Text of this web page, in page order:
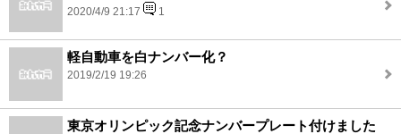
2020/4/9 21:17 1
軽自動車を白ナンバー化？
2019/2/19 19:26
東京オリンピック記念ナンバープレート付けました